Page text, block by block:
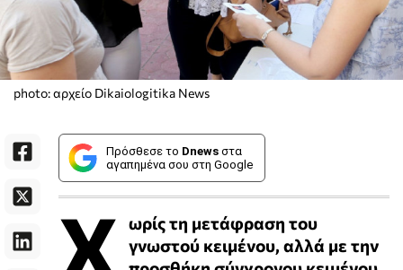
photo: αρχείο Dikaiologitika News
Πρόσθεσε το Dnews στα
αγαπημένα σου στη Google
Χ ωρίς τη μετάφραση του
γνωστού κειμένου, αλλά με την